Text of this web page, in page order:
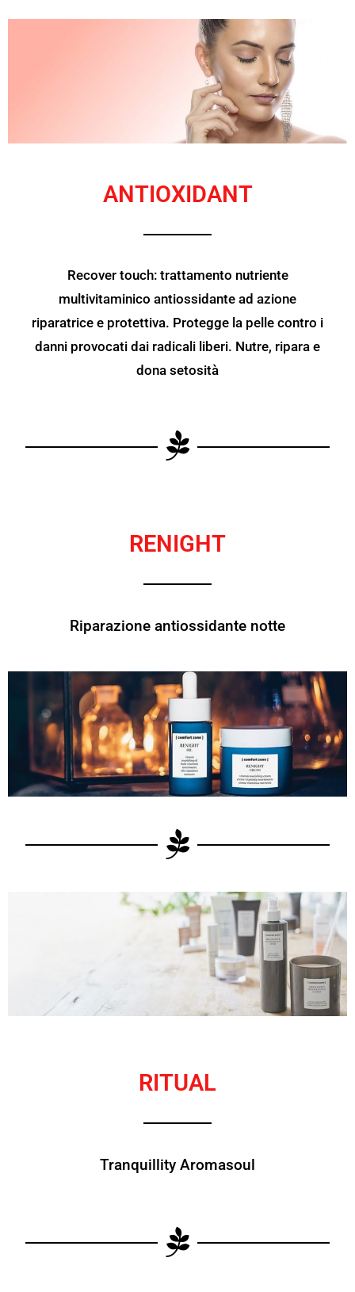
ANTIOXIDANT
Recover touch: trattamento nutriente
multivitaminico antiossidante ad azione
riparatrice e protettiva. Protegge la pelle contro i
danni provocati dai radicali liberi. Nutre, ripara e
dona setosità
RENIGHT
Riparazione antiossidante notte
RITUAL
Tranquillity Aromasoul